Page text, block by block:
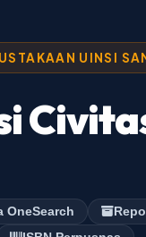
UINSI
OneSearch